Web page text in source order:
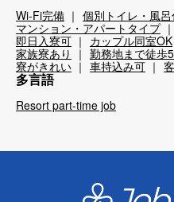
Wi-Fi完備 個別トイレ・風
マンション・アパートタイプ
即日入寮可
カップル同室OK
家族寮あり
勤務地まで徒歩
寮がきれい
車持込み可
多言語
Resort part-time job